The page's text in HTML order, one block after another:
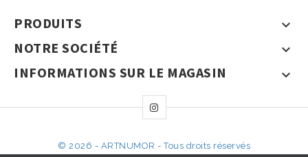
PRODUITS 
NOTRE SOCIÉTÉ 
INFORMATIONS SUR LE MAGASIN 
© 2026 - ARTNUMOR - Tous droits réservés